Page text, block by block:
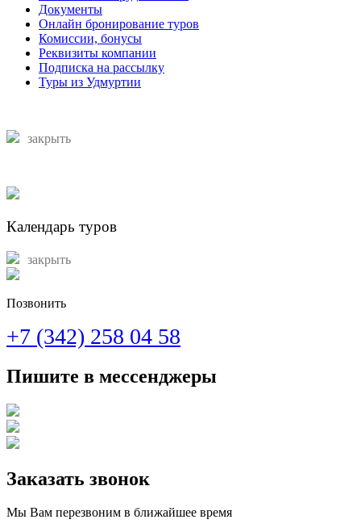
Документы
Онлайн бронирование туров
Комиссии, бонусы
Реквизиты компании
Подписка на рассылку
Туры из Удмуртии
закрыть
Календарь туров
закрыть
Позвонить
+7 (342) 258 04 58
Пишите в мессенджеры
Заказать звонок
Мы Вам перезвоним в ближайшее время